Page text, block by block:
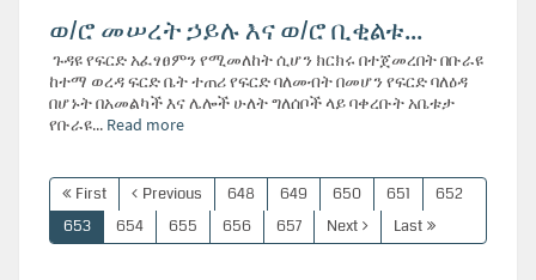
ወ/ሮ መሠረት ኃይሉ እና ወ/ሮ ቢቂልቱ...
ጉዳዩ የፍርድ አፈፃፀምን የሚመለከት ሲሆን ክርክሩ በተጀመረበት በቡራዩ
ከተማ ወረዳ ፍርድ ቤት ተጠሪ የፍርድ ባለመብት በመሆን የፍርድ ባለዕዳ
በሆኑት በአመልካች እና ሌሎች ሁለት ግለሰቦች ላይ ባቀረቡት አቤቱታ
የቡራዩ... Read more
First Previous 648 649 650 651
652
653
654 655 656 657 Next Last